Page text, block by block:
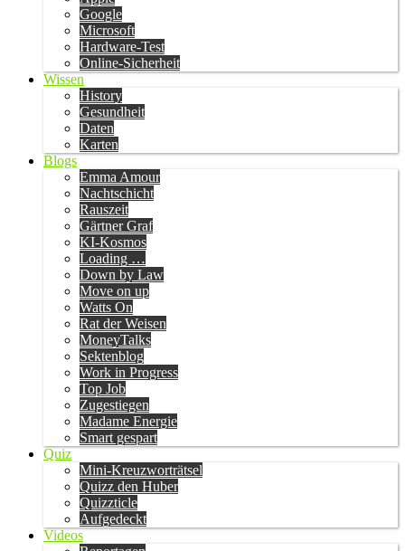
Google
Microsoft
Hardware-Test
Online-Sicherheit
Wissen
History
Gesundheit
Daten
Karten
Blogs
Emma Amour
Nachtschicht
Rauszeit
Gärtner Graf
KI-Kosmos
Loading …
Down by Law
Move on up
Watts On
Rat der Weisen
MoneyTalks
Sektenblog
Work in Progress
Top Job
Zugestiegen
Madame Energie
Smart gespart
Quiz
Mini-Kreuzworträtsel
Quizz den Huber
Quizzticle
Aufgedeckt
Videos